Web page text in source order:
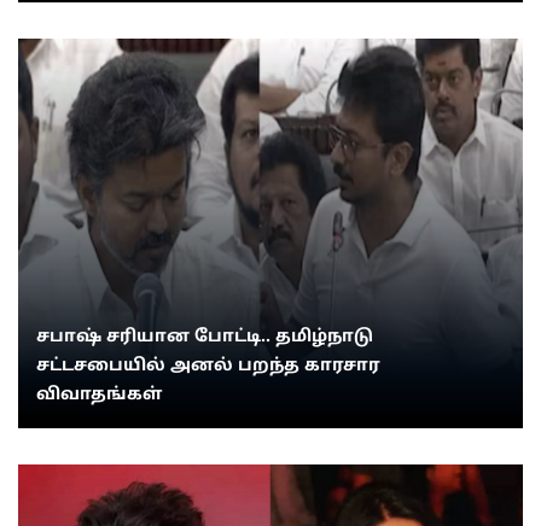
சபாஷ் சரியான போட்டி.. தமிழ்நாடு
சட்டசபையில் அனல் பறந்த காரசார
விவாதங்கள்